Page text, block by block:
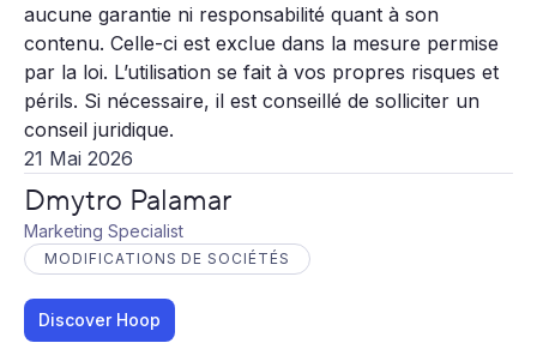
21 Mai 2026
Dmytro Palamar
Marketing Specialist
MODIFICATIONS DE SOCIÉTÉS
Discover Hoop
aucune garantie ni responsabilité quant à son
contenu. Celle-ci est exclue dans la mesure permise
par la loi. L’utilisation se fait à vos propres risques et
périls. Si nécessaire, il est conseillé de solliciter un
conseil juridique.